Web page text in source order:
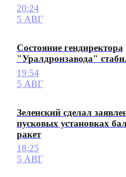
20:24
5 АВГ
Состояние гендиректора
"Уралдронзавода"
19:54
5 АВГ
Зеленский сделал
пусковых установках
ракет
18:25
5 АВГ